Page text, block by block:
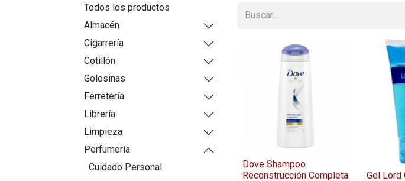
Todos los productos
Almacén
Cigarrería
Cotillón
Golosinas
Ferretería
Librería
Limpieza
Perfumería
Cuidado Personal
Dove Shampoo
Reconstrucción Completa
Gel Lord